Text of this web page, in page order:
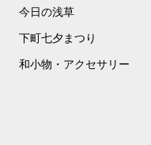
今日の浅草
下町七夕まつり
和小物・アクセサリー